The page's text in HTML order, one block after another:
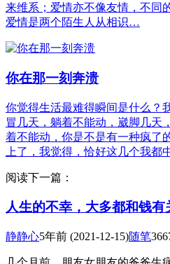
来维系；爱情亦不像友情，不同
爱情是两个陌生人从相识…
你在那一刻奔溃
你觉得生活最难得瞬间是什么？
冒几天，躺着不能动，崴脚几天
着不能动，你是不是有一种疯了
上了，我觉得，恰好这几个我
阅读下一篇：
人生的不幸，大多都和钱有
静静心5年前 (2021-12-15)随笔